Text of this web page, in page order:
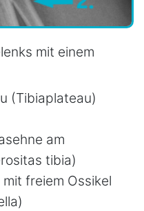
mit einem
(Tibiaplateau)
am
tibia)
freiem Ossikel